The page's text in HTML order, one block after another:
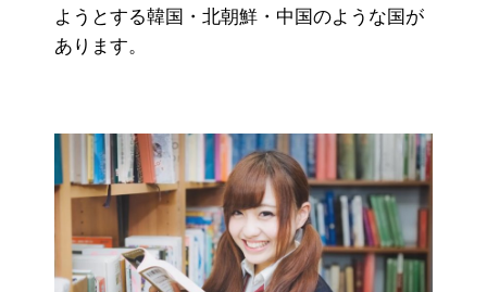
ようとする韓国・北朝鮮・中国のような国が
あります。